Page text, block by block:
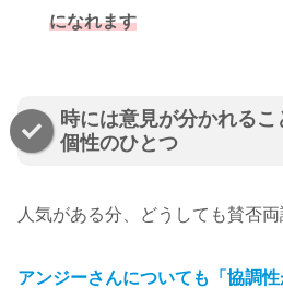
になれます
時には意見が分かれる
個性のひとつ
人気がある分、どうしても賛否
アンジーさんについても「協調